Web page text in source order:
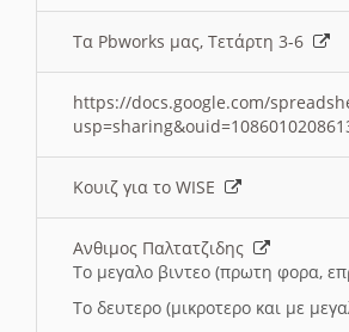
Τα Pbworks μας, Τετάρτη 3-6
https://docs.google.com/
Κουιζ για το WISE
Ανθιμος Παλτατζιδης
Το μεγαλο βιντεο (πρωτη φορα,
Το δευτερο (μικροτερο και με